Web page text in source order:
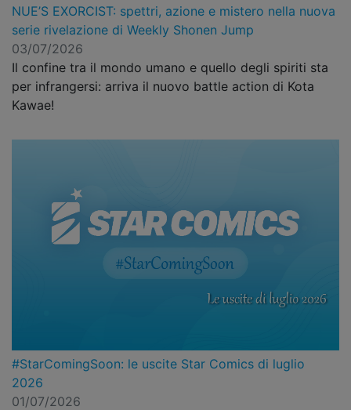
NUE’S EXORCIST: spettri, azione e mistero nella nuova
serie rivelazione di Weekly Shonen Jump
03/07/2026
Il confine tra il mondo umano e quello degli spiriti sta
per infrangersi: arriva il nuovo battle action di Kota
Kawae!
#StarComingSoon: le uscite Star Comics di luglio
2026
01/07/2026